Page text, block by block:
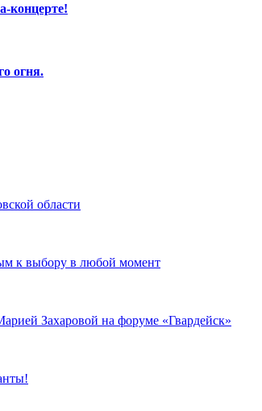
концерте!
огня.
области
к выбору в любой момент
Захаровой на форуме «Гвардейск»